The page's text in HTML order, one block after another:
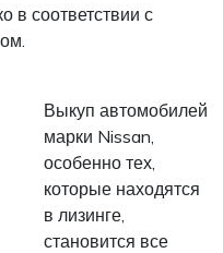
в соответствии с
Выкуп автомобилей
марки Nissan,
особенно тех,
которые находятся
в лизинге,
становится все